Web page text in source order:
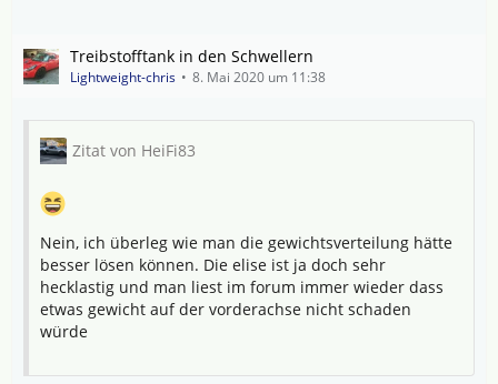
Treibstofftank in den Schwellern
Lightweight-chris 8. Mai 2020 um 11:38
Zitat von HeiFi83
Nein, ich überleg wie man die gewichtsverteilung hätte
besser lösen können. Die elise ist ja doch sehr
hecklastig und man liest im forum immer wieder dass
etwas gewicht auf der vorderachse nicht schaden
würde